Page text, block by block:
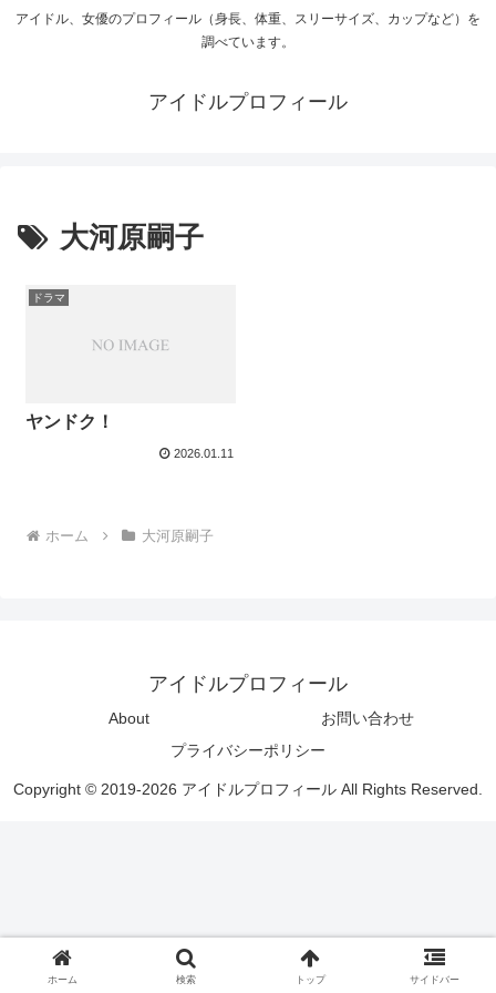
アイドル、女優のプロフィール（身長、体重、スリーサイズ、カップなど）を
調べています。
アイドルプロフィール
大河原嗣子
ドラマ
ヤンドク！
2026.01.11
ホーム 大河原嗣子
アイドルプロフィール
About
お問い合わせ
プライバシーポリシー
Copyright © 2019-2026 アイドルプロフィール All Rights Reserved.
ホーム 検索 トップ サイドバー